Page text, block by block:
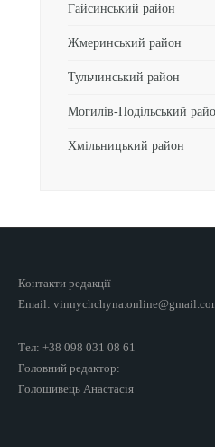
Гайсинський район
Жмеринський район
Тульчинський район
Могилів-Подільський
Хмільницький район
Контакти редакції
Email:
Тел: +38 098 031 08 61
Головний редактор:
Голошивець Анастасія